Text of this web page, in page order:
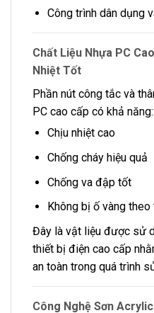
Công trình dân dụng
Chất Liệu Nhựa PC
Nhiệt Tốt
Phần nút công tắc và
PC cao cấp có khả năng:
Chịu nhiệt cao
Chống cháy hiệu quả
Chống va đập tốt
Không bị ố vàng
Đây là vật liệu được sử
thiết bị điện cao cấp
an toàn trong quá trình
Công Nghệ Sơn